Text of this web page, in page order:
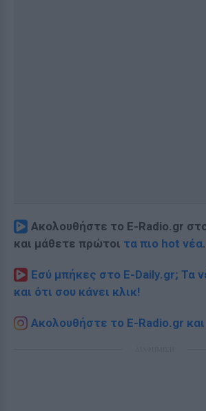
Ακολουθήστε το E-Radio.gr
και μάθετε πρώτοι τα πιο hot νέα.
Εσύ μπήκες στο E-Daily.gr; Τα
και ότι σου κάνει κλικ!
Ακολουθήστε το E-Radio.gr